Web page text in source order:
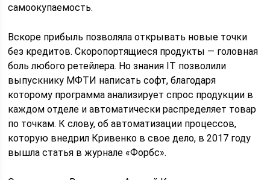
самоокупаемость.
Вскоре прибыль позволяла открывать новые точки
без кредитов. Скоропортящиеся продукты — головная
боль любого ретейлера. Но знания IT позволили
выпускнику МФТИ написать софт, благодаря
которому программа анализирует спрос продукции в
каждом отделе и автоматически распределяет товар
по точкам. К слову, об автоматизации процессов,
которую внедрил Кривенко в свое дело, в 2017 году
вышла статья в журнале «Форбс».